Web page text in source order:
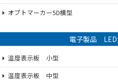
オプトマーカー5D横型
電子製品 LED
温度表示板 小型
温度表示板 中型